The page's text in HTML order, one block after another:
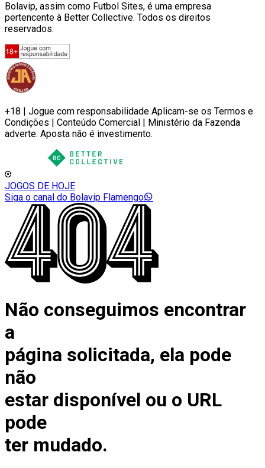
Bolavip, assim como Futbol Sites, é uma empresa
pertencente à Better Collective. Todos os direitos
reservados.
+18 | Jogue com responsabilidade Aplicam-se os Termos e
Condições | Conteúdo Comercial | Ministério da Fazenda
adverte: Aposta não é investimento.
JOGOS DE HOJE
Siga o canal do Bolavip Flamengo
Não conseguimos encontrar
a
página solicitada, ela pode
não
estar disponível ou o URL
pode
ter mudado.